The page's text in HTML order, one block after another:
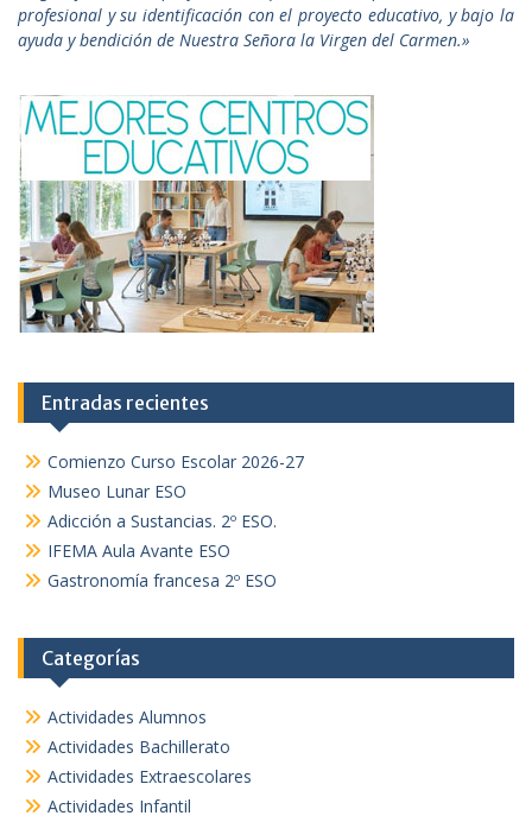
profesional y su identificación con el proyecto educativo, y bajo la
ayuda y bendición de Nuestra Señora la Virgen del Carmen.»
Entradas recientes
Comienzo Curso Escolar 2026-27
Museo Lunar ESO
Adicción a Sustancias. 2º ESO.
IFEMA Aula Avante ESO
Gastronomía francesa 2º ESO
Categorías
Actividades Alumnos
Actividades Bachillerato
Actividades Extraescolares
Actividades Infantil